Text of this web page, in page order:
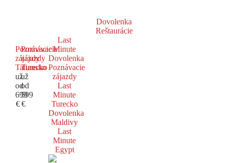
Dovolenka
Reštaurácie
Poznávacie
zájazdy
Taliansko
už
od
699
€
Poznávacie
zájazdy
Turecko
už
od
599
€
Last
Minute
Dovolenka
Poznávacie
zájazdy
Last
Minute
Turecko
Dovolenka
Maldivy
Last
Minute
Egypt